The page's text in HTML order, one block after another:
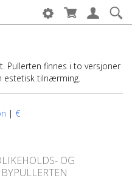
Pullerten finnes i to versjoner
estetisk tilnærming.
| €
OG
BYPULLERTEN